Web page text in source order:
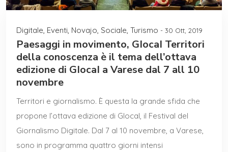
Digitale, Eventi, Novajo, Sociale, Turismo - 30 Ott, 2019
Paesaggi in movimento, GIocaI Territori
della conoscenza è il tema dell’ottava
edizione di GIocaI a Varese dal 7 all 10
novembre
Territori e giornalismo. È questa la grande sfida che
propone l’ottava edizione di Glocal, il Festival del
Giornalismo Digitale. Dal 7 al 10 novembre, a Varese,
sono in programma quattro giorni intensi